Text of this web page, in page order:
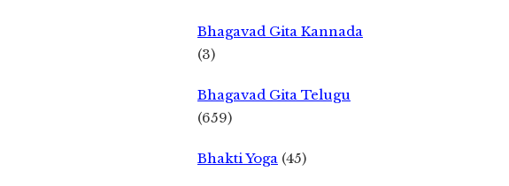
Bhagavad Gita Kannada
(3)
Bhagavad Gita Telugu
(659)
Bhakti Yoga (45)